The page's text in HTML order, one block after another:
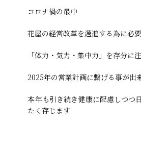
コロナ禍の最中
花屋の経営改革を邁進する為に必
「体力・気力・集中力」を存分に
2025年の営業計画に繋げる事が出
本年も引き続き健康に配慮しつつ
たく存じます